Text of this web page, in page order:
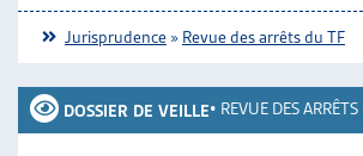
Jurisprudence » Revue des arrêts du TF
DOSSIER DE VEILLE• REVUE DES